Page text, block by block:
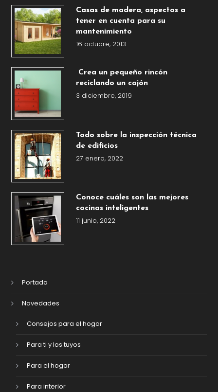
Casas de madera, aspectos a
tener en cuenta para su
mantenimiento
16 octubre, 2013
Crea un pequeño rincón
reciclando un cajón
3 diciembre, 2019
Todo sobre la inspección técnica
de edificios
27 enero, 2022
Conoce cuáles son las mejores
cocinas inteligentes
11 junio, 2022
Portada
Novedades
Consejos para el hogar
Para ti y los tuyos
Para el hogar
Para interior